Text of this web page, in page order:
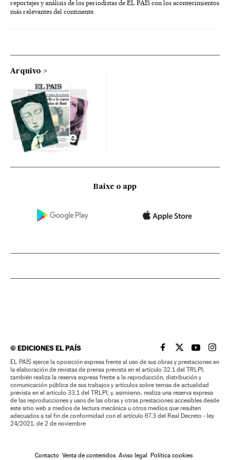
reportajes y análisis de los periodistas de EL PAÍS con los acontecimientos
más relevantes del continente.
Arquivo
Baixe o app
©EDICIONES EL PAÍS EL PAÍS BRASIL EN
EL PAÍSEL PAÍS
EL
EL PAÍS ejerce la oposición expresa frente al uso de sus obras y prestaciones en
la elaboración de revistas de prensa prevista en el artículo 32.1 del TRLPI;
también realiza la reserva expresa frente a la reproducción, distribución y
comunicación pública de sus trabajos y artículos sobre temas de actualidad
prevista en el artículo 33.1 del TRLPI; y, asimismo, realiza una reserva expresa
de las reproducciones y usos de las obras y otras prestaciones accesibles desde
este sitio web a medios de lectura mecánica u otros medios que resulten
adecuados a tal fin de conformidad con el artículo 67.3 del Real Decreto - ley
24/2021, de 2 de noviembre
Contacto Venta de contenidos Aviso legal Política cookies